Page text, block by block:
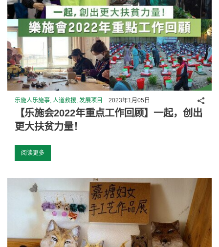
乐施人乐施事, 人道救援, 发展项目 2023年1月05日
【乐施会2022年重点工作回顾】一起，创出
更大扶贫力量！
阅读更多
分享